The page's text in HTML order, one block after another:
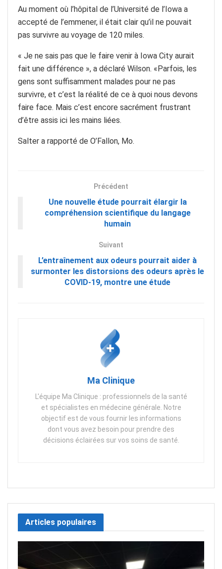
Au moment où l’hôpital de l’Université de l’Iowa a
accepté de l’emmener, il était clair qu’il ne pouvait
pas survivre au voyage de 120 miles.
« Je ne sais pas que le faire venir à Iowa City aurait
fait une différence », a déclaré Wilson. «Parfois, les
gens sont suffisamment malades pour ne pas
survivre, et c’est la réalité de ce à quoi nous devons
faire face. Mais c’est encore sacrément frustrant
d’être assis ici les mains liées.
Salter a rapporté de O’Fallon, Mo.
Précédent
Une nouvelle étude pourrait élargir la
compréhension scientifique du langage
humain
Suivant
L’entraînement aux odeurs pourrait aider à
surmonter les distorsions des odeurs après le
COVID-19, montre une étude
Ma Clinique
L'équipe Ma Clinique : professionnels de la santé
et spécialistes en médecine générale. Notre
objectif est de vous fournir les informations
dont vous avez besoin pour prendre des
décisions éclairées sur vos soins de santé.
Articles populaires